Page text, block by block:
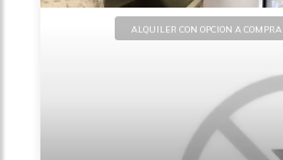
ALQUILER CON OPCION A COMPRA